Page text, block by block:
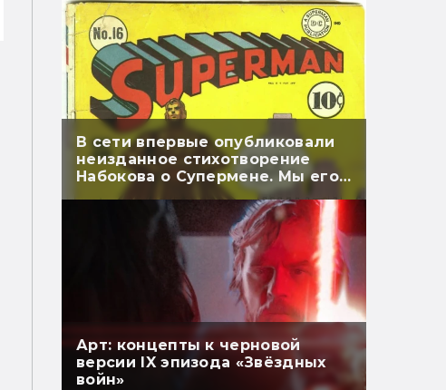
В сети впервые опубликовали
неизданное стихотворение
Набокова о Супермене. Мы его
перевели
Арт: концепты к черновой
версии IX эпизода «Звёздных
войн»